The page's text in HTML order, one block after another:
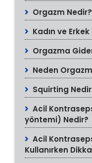
Orgazm Nedir?
Kadın ve
Orgazma
Neden
Squirting
Acil
yöntemi) Nedir?
Acil
Kullanırken